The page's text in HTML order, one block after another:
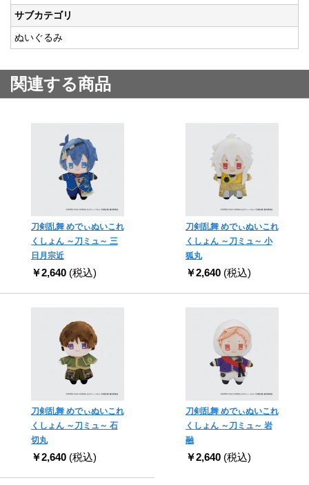
サブカテゴリ
ぬいぐるみ
関連する商品
刀剣乱舞 めでぃぬいこれ
くしょん ～刀ミュ～ 三
日月宗近
￥2,640 (税込)
刀剣乱舞 めでぃぬいこれ
くしょん ～刀ミュ～ 小
狐丸
￥2,640 (税込)
刀剣乱舞 めでぃぬいこれ
くしょん ～刀ミュ～ 石
切丸
￥2,640 (税込)
刀剣乱舞 めでぃぬいこれ
くしょん ～刀ミュ～ 岩
融
￥2,640 (税込)